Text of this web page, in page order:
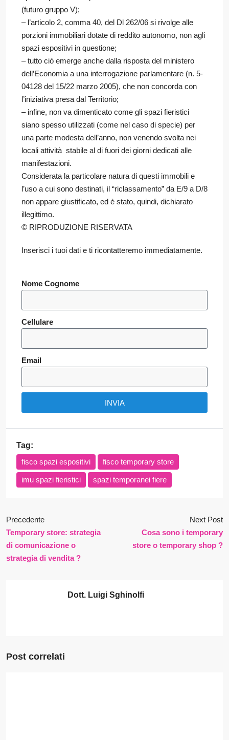
(futuro gruppo V);
– l’articolo 2, comma 40, del Dl 262/06 si rivolge alle
porzioni immobiliari dotate di reddito autonomo, non agli
spazi espositivi in questione;
– tutto ciò emerge anche dalla risposta del ministero
dell’Economia a una interrogazione parlamentare (n. 5-
04128 del 15/22 marzo 2005), che non concorda con
l’iniziativa presa dal Territorio;
– infine, non va dimenticato come gli spazi fieristici
siano spesso utilizzati (come nel caso di specie) per
una parte modesta dell’anno, non venendo svolta nei
locali attività stabile al di fuori dei giorni dedicati alle
manifestazioni.
Considerata la particolare natura di questi immobili e
l’uso a cui sono destinati, il “riclassamento” da E/9 a D/8
non appare giustificato, ed è stato, quindi, dichiarato
illegittimo.
© RIPRODUZIONE RISERVATA
Inserisci i tuoi dati e ti ricontatteremo immediatamente.
Nome Cognome
Cellulare
Email
INVIA
Tag:
fisco spazi espositivi
fisco temporary store
imu spazi fieristici spazi temporanei fiere
Precedente
Temporary store: strategia
di comunicazione o
strategia di vendita ?
Next Post
Cosa sono i temporary
store o temporary shop ?
Dott. Luigi Sghinolfi
Post correlati